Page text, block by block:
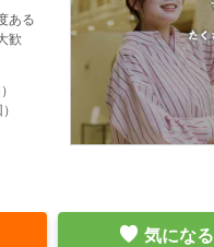
ある
歓
気になる